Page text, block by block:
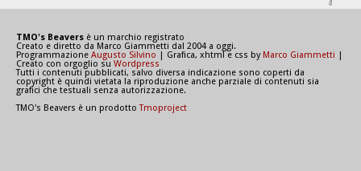
TMO's Beavers è un marchio registrato
Creato e diretto da Marco Giammetti dal 2004 a oggi.
Programmazione Augusto Silvino | Grafica, xhtml e css byMarco Giammetti
Creato con orgoglio su Wordpress
Tutti i contenuti pubblicati, salvo diversa indicazione sono coperti da
copyright è quindi vietata la riproduzione anche parziale di contenuti sia
grafici che testuali senza autorizzazione.
TMO's Beavers è un prodottoTmoproject